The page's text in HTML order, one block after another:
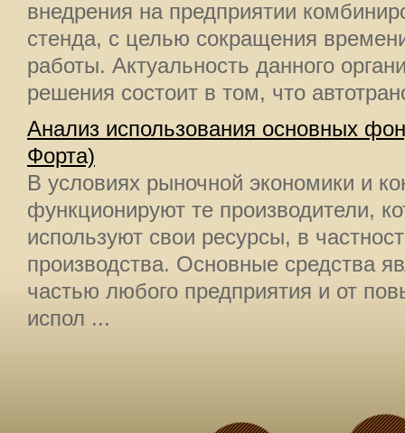
внедрения на предприятии
стенда, с целью сокращения
работы. Актуальность данного
решения состоит в том, что
Анализ использования основных
Форта)
В условиях рыночной экономики и
функционируют те производители,
используют свои ресурсы, в
производства. Основные средства
частью любого предприятия и от
испол ...